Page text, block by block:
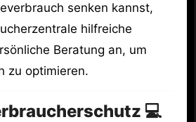
senken kannst,
hilfreiche
Beratung an, um
zu optimieren.
💻